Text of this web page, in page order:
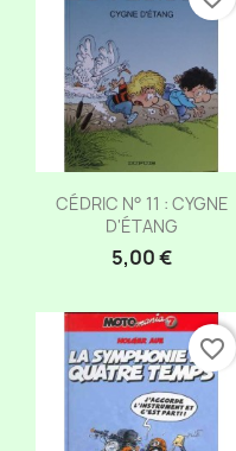
Aperçu rapide
CÉDRIC N° 11 : CYGNE
D'ÉTANG
5,00 €
favorite_border